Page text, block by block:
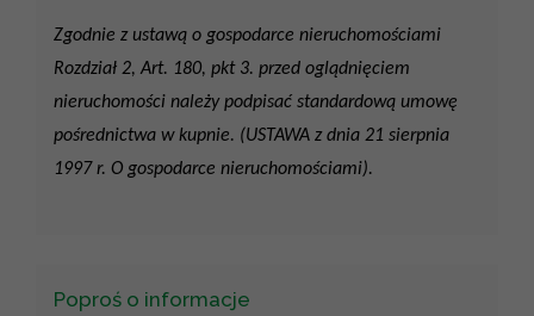
Zgodnie z ustawą o gospodarce nieruchomościami
Rozdział 2, Art. 180, pkt 3. przed oglądnięciem
nieruchomości należy podpisać standardową umowę
pośrednictwa w kupnie. (USTAWA z dnia 21 sierpnia
1997 r. O gospodarce nieruchomościami).
Poproś o informacje